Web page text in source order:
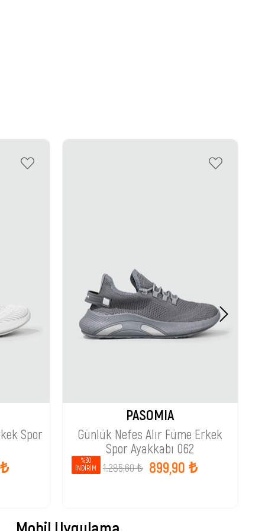
Spor
PASOMIA
Günlük Nefes Alır Füme Erkek
Spor Ayakkabı 062
899,90 ₺
1.285,60 ₺
%30
İNDIRIM